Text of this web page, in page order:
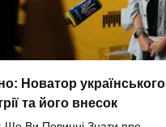
Новатор українського
та його внесок